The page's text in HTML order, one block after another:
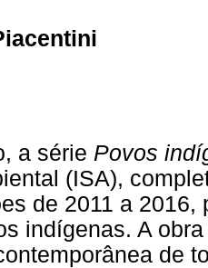
a série Povos
(ISA),
de 2011 a
indígenas. A
de